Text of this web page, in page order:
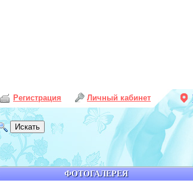
ФОТОГАЛЕРЕЯ
Личный кабинет
Регистрация